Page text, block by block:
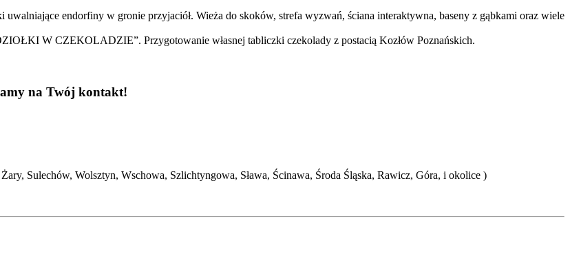
endorfiny w gronie przyjaciół. Wieża do skoków, strefa wyzwań, ściana interaktywna, baseny z gąbkami oraz wiele
W CZEKOLADZIE”. Przygotowanie własnej tabliczki czekolady z postacią Kozłów Poznańskich.
na Twój kontakt!
Sulechów, Wolsztyn, Wschowa, Szlichtyngowa, Sława, Ścinawa, Środa Śląska, Rawicz, Góra, i okolice )